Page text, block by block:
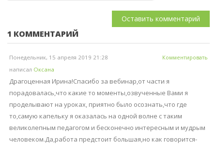
1 КОММЕНТАРИЙ
Комментировать
Понедельник, 15 апреля 2019 21:28
написал Оксана
Драгоценная Ирина!Спасибо за вебинар,от части я
порадовалась,что какие то моменты,озвученные Вами я
проделывают на уроках, приятно было осознать,что где
то,самую капельку я оказалась на одной волне с таким
великолепным педагогом и бесконечно интересным и мудрым
человеком.Да,работа предстоит большая,но как говорится-